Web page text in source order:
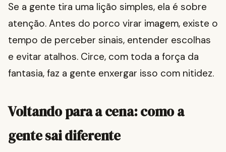
Se a gente tira uma lição simples, ela é sobre
atenção. Antes do porco virar imagem, existe o
tempo de perceber sinais, entender escolhas
e evitar atalhos. Circe, com toda a força da
fantasia, faz a gente enxergar isso com nitidez.
Voltando para a cena: como a
gente sai diferente